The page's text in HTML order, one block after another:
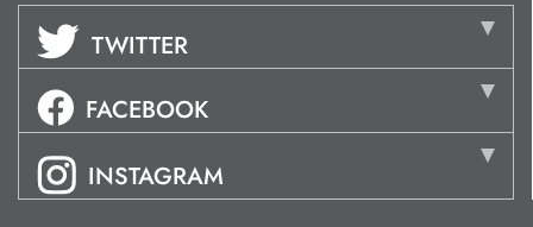
TWITTER
FACEBOOK
INSTAGRAM